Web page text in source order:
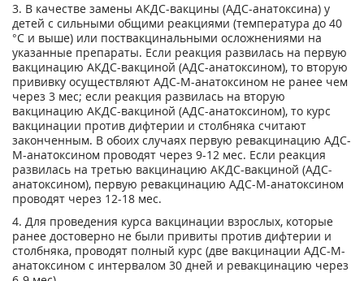
3. В качестве замены АКДС-вакцины (АДС-анатоксина) у
детей с сильными общими реакциями (температура до 40
°С и выше) или поствакцинальными осложнениями на
указанные препараты. Если реакция развилась на первую
вакцинацию АКДС-вакциной (АДС-анатоксином), то вторую
прививку осуществляют АДС-М-анатоксином не ранее чем
через 3 мес; если реакция развилась на вторую
вакцинацию АКДС-вакциной (АДС-анатоксином), то курс
вакцинации против дифтерии и столбняка считают
законченным. В обоих случаях первую ревакцинацию АДС-
М-анатоксином проводят через 9-12 мес. Если реакция
развилась на третью вакцинацию АКДС-вакциной (АДС-
анатоксином), первую ревакцинацию АДС-М-анатоксином
проводят через 12-18 мес.
4. Для проведения курса вакцинации взрослых, которые
ранее достоверно не были привиты против дифтерии и
столбняка, проводят полный курс (две вакцинации АДС-М-
анатоксином с интервалом 30 дней и ревакцинацию через